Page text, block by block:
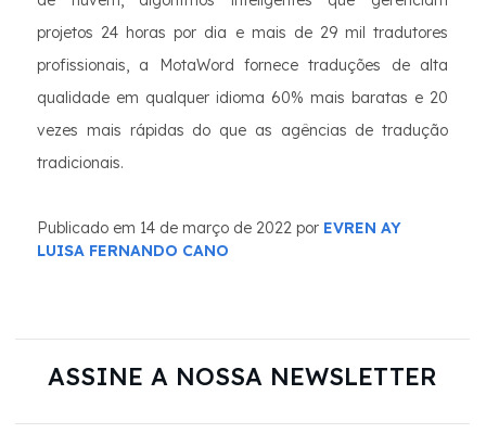
projetos 24 horas por dia e mais de 29 mil tradutores
profissionais, a MotaWord fornece traduções de alta
qualidade em qualquer idioma 60% mais baratas e 20
vezes mais rápidas do que as agências de tradução
tradicionais.
Publicado em 14 de março de 2022 por EVREN AY
LUISA FERNANDO CANO
ASSINE A NOSSA NEWSLETTER